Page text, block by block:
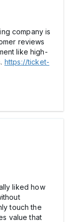
company is
reviews
like high-
https://ticket-
liked how
touch the
value that